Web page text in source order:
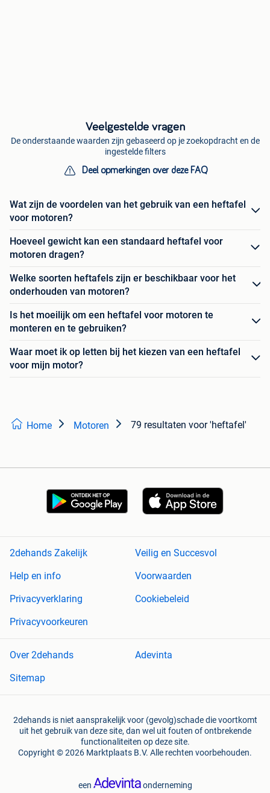
Veelgestelde vragen
De onderstaande waarden zijn gebaseerd op je zoekopdracht en de
ingestelde filters
Deel opmerkingen over deze FAQ
Wat zijn de voordelen van het gebruik van een heftafel
voor motoren?
Hoeveel gewicht kan een standaard heftafel voor
motoren dragen?
Welke soorten heftafels zijn er beschikbaar voor het
onderhouden van motoren?
Is het moeilijk om een heftafel voor motoren te
monteren en te gebruiken?
Waar moet ik op letten bij het kiezen van een heftafel
voor mijn motor?
Home Motoren 79 resultaten voor 'heftafel'
2dehands Zakelijk
Veilig en Succesvol
Help en info
Voorwaarden
Privacyverklaring
Cookiebeleid
Privacyvoorkeuren
Over 2dehands
Adevinta
Sitemap
2dehands is niet aansprakelijk voor (gevolg)schade die voortkomt
uit het gebruik van deze site, dan wel uit fouten of ontbrekende
functionaliteiten op deze site.
Copyright © 2026 Marktplaats B.V. Alle rechten voorbehouden.
een onderneming